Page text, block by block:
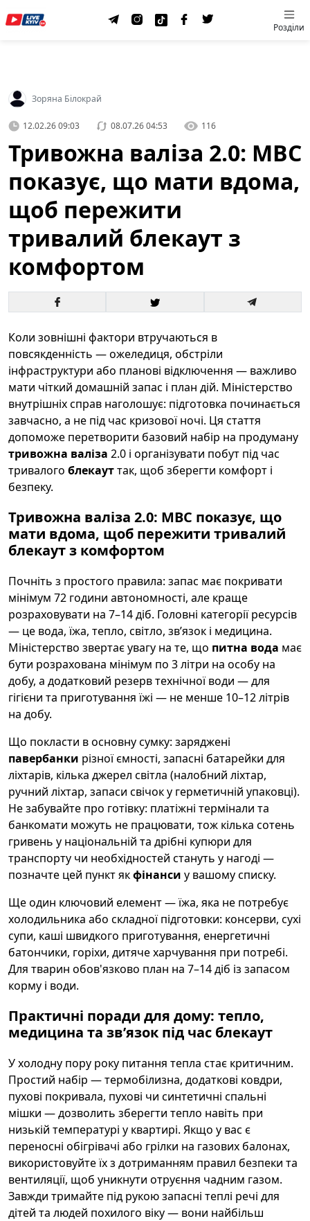
Розділи
Зоряна Білокрай
12.02.26 09:03 08.07.26 04:53 116
Тривожна валіза 2.0: МВС
показує, що мати вдома,
щоб пережити
тривалий блекаут з
комфортом
Коли зовнішні фактори втручаються в
повсякденність — ожеледиця, обстріли
інфраструктури або планові відключення — важливо
мати чіткий домашній запас і план дій. Міністерство
внутрішніх справ наголошує: підготовка починається
завчасно, а не під час кризової ночі. Ця стаття
допоможе перетворити базовий набір на продуману
тривожна валіза 2.0 і організувати побут під час
тривалого блекауттак, щоб зберегти комфорт і
безпеку.
Тривожна валіза 2.0: МВС показує, що
мати вдома, щоб пережити тривалий
блекаут з комфортом
Почніть з простого правила: запас має покривати
мінімум 72 години автономності, але краще
розраховувати на 7–14 діб. Головні категорії ресурсів
— це вода, їжа, тепло, світло, звʼязок і медицина.
Міністерство звертає увагу на те, що питна вода має
бути розрахована мінімум по 3 літри на особу на
добу, а додатковий резерв технічної води — для
гігієни та приготування їжі — не менше 10–12 літрів
на добу.
Що покласти в основну сумку: заряджені
павербанки різної ємності, запасні батарейки для
ліхтарів, кілька джерел світла (налобний ліхтар,
ручний ліхтар, запаси свічок у герметичній упаковці).
Не забувайте про готівку: платіжні термінали та
банкомати можуть не працювати, тож кілька сотень
гривень у національній та дрібні купюри для
транспорту чи необхідностей стануть у нагоді —
позначте цей пункт якфінанси у вашому списку.
Ще один ключовий елемент — їжа, яка не потребує
холодильника або складної підготовки: консерви, сухі
супи, каші швидкого приготування, енергетичні
батончики, горіхи, дитяче харчування при потребі.
Для тварин обов'язково план на 7–14 діб із запасом
корму і води.
Практичні поради для дому: тепло,
медицина та звʼязок під час блекаут
У холодну пору року питання тепла стає критичним.
Простий набір — термобілизна, додаткові ковдри,
пухові покривала, пухові чи синтетичні спальні
мішки — дозволить зберегти тепло навіть при
низькій температурі у квартирі. Якщо у вас є
переносні обігрівачі або грілки на газових балонах,
використовуйте їх з дотриманням правил безпеки та
вентиляції, щоб уникнути отруєння чадним газом.
Завжди тримайте під рукою запасні теплі речі для
дітей та людей похилого віку — вони найбільш